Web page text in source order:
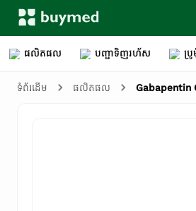
ផលិតផល បញ្ជាទិញរហ័ស ប្
ទំព័រដើម ផលិតផល Gabapentin